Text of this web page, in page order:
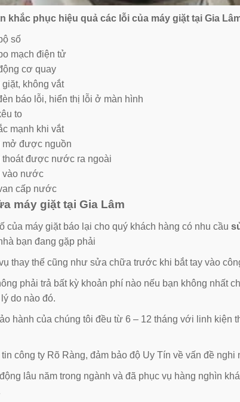
khắc phục hiệu quả các lỗi của máy giặt tại Gia
số
mạch điện tử
cơ quay
không vắt
báo lỗi, hiển thị lỗi ở màn hình
to
mạnh khi vắt
mở được nguồn
thoát được nước ra ngoài
vào nước
cấp nước
máy giặt tại Gia Lâm
của máy giặt báo lại cho quý khách hàng có nhu cầu
bạn đang gặp phải
thay thế cũng như sửa chữa trước khi bắt tay vào
phải trả bất kỳ khoản phí nào nếu bạn không nhất
do nào đó.
hành của chúng tôi đều từ 6 – 12 tháng với linh kiện
công ty Rõ Ràng, đảm bảo độ Uy Tín về vấn đề nghi
lâu năm trong ngành và đã phục vụ hàng nghìn